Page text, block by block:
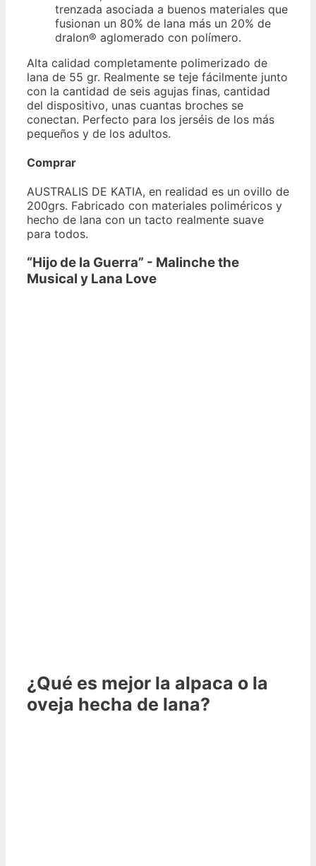
trenzada asociada a buenos materiales que
fusionan un 80% de lana más un 20% de
dralon® aglomerado con polímero.
Alta calidad completamente polimerizado de
lana de 55 gr. Realmente se teje fácilmente junto
con la cantidad de seis agujas finas, cantidad
del dispositivo, unas cuantas broches se
conectan. Perfecto para los jerséis de los más
pequeños y de los adultos.
Comprar
AUSTRALIS DE KATIA, en realidad es un ovillo de
200grs. Fabricado con materiales poliméricos y
hecho de lana con un tacto realmente suave
para todos.
“Hijo de la Guerra” - Malinche the
Musical y Lana Love
¿Qué es mejor la alpaca o la
oveja hecha de lana?